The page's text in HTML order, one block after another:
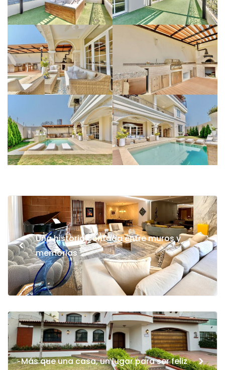
<
Una historia contada entre muros y
memorias
Más que una casa, un lugar para ser feliz >